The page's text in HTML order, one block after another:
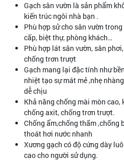
Gạch sân vườn là sản phẩm
kiến trúc ngôi nhà bạn .
Phù hợp sử cho sân vườn
cấp, biệt thự, phòng khách…
Phù hợp lát sân vườn, sân
chống trơn trượt
Gạch mang lại đặc tính như
nhiệt tạo sự mát mẻ ,nhẹ
dễ chịu
Khả năng chống mài mòn cao,
chống axit, chống trơn trượt.
Chống ẩm,chống thấm ,chống
thoát hơi nước nhanh
Xương gạch có độ cứng dày
cao cho người sử dụng.